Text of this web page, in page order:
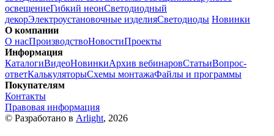
освещениеГибкий неонСветодиодный
декорЭлектроустановочные изделияСветодиоды Новинки
О компании
О насПроизводствоНовостиПроекты
Информация
КаталогиВидеоНовинкиАрхив вебинаровСтатьиВопрос-
ответКалькуляторыСхемы монтажаФайлы и программы
Покупателям
Контакты
Правовая информация
© Разработано в Arlight, 2026